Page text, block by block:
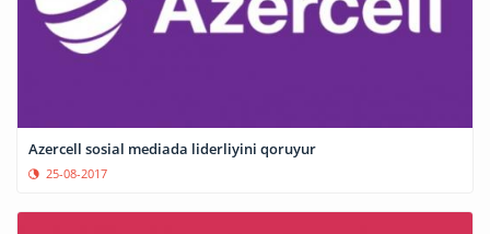
Azercell sosial mediada liderliyini qoruyur
25-08-2017